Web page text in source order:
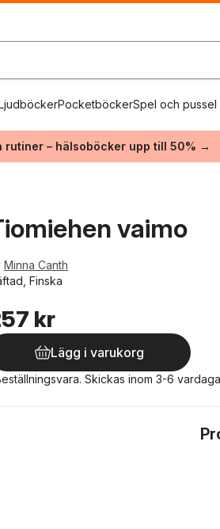
PocketböckerSpel och pussel
rutiner – hälsoböcker upp till 50% →
vaimo
Minna Canth
Finska
kr
Lägg i varukorg
Skickas inom 3-6